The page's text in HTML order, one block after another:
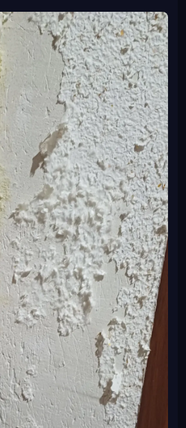
в себе мясо
прячущей в себе мясо
не мясо